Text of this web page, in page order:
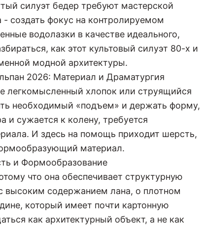
силуэт бедер требуют мастерской
создать фокус на контролируемом
водолазки в качестве идеального,
как этот культовый силуэт 80-х и
модной архитектуры.
2026: Материал и Драматургия
легкомысленный хлопок или струящийся
необходимый «подъем» и держать форму,
и сужается к колену, требуется
И здесь на помощь приходит шерсть,
материал.
и Формообразование
что она обеспечивает структурную
высоким содержанием лана, о плотном
который имеет почти картонную
как архитектурный объект, а не как